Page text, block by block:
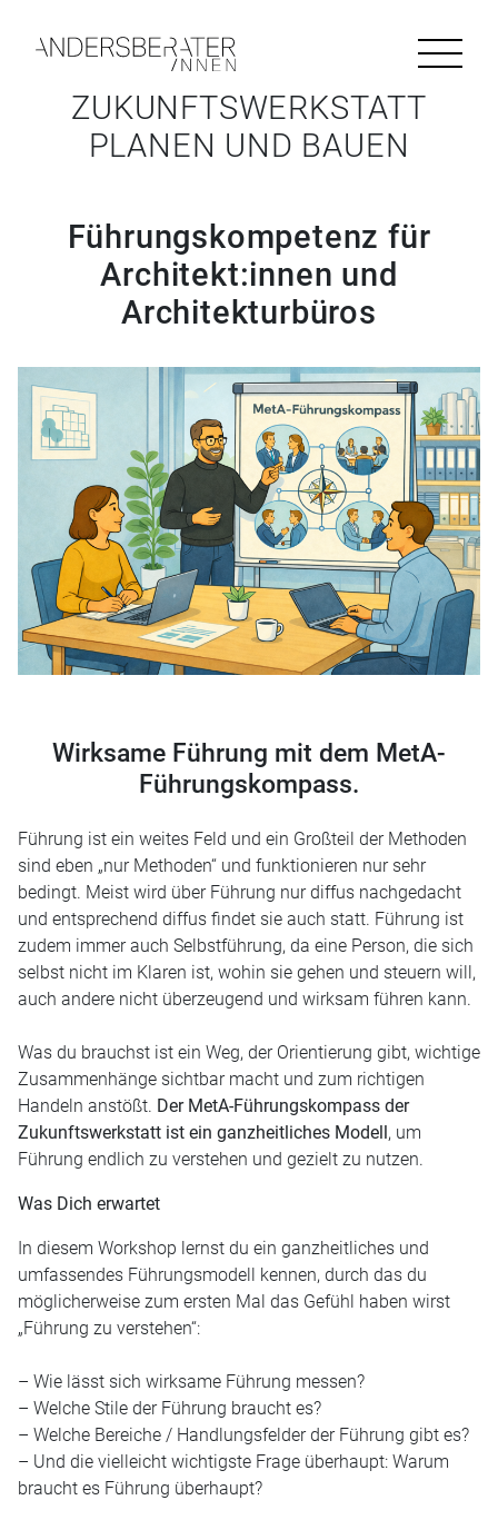
Über uns
Ansprechpartner
Newsletter
Team
Forschung
Leistungen
Partner
Downloads
ZUKUNFTSWERKSTATT
PLANEN UND BAUEN
Führungskompetenz für
Architekt:innen und
Architekturbüros
Wirksame Führung mit dem MetA-
Führungskompass.
Führung ist ein weites Feld und ein Großteil der Methoden
sind eben „nur Methoden“ und funktionieren nur sehr
bedingt. Meist wird über Führung nur diffus nachgedacht
und entsprechend diffus findet sie auch statt. Führung ist
zudem immer auch Selbstführung, da eine Person, die sich
selbst nicht im Klaren ist, wohin sie gehen und steuern will,
auch andere nicht überzeugend und wirksam führen kann.
Was du brauchst ist ein Weg, der Orientierung gibt, wichtige
Zusammenhänge sichtbar macht und zum richtigen
Handeln anstößt. Der MetA-Führungskompass der
Zukunftswerkstatt ist ein ganzheitliches Modell , um
Führung endlich zu verstehen und gezielt zu nutzen.
Was Dich erwartet
In diesem Workshop lernst du ein ganzheitliches und
umfassendes Führungsmodell kennen, durch das du
möglicherweise zum ersten Mal das Gefühl haben wirst
„Führung zu verstehen“:
– Wie lässt sich wirksame Führung messen?
– Welche Stile der Führung braucht es?
– Welche Bereiche / Handlungsfelder der Führung gibt es?
– Und die vielleicht wichtigste Frage überhaupt: Warum
braucht es Führung überhaupt?